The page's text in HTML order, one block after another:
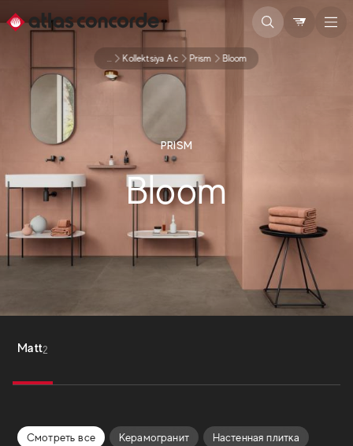
... Kollektsiya Ac Prism Bloom
PRISM
Bloom
Matt2
Смотреть все Керамогранит Hастенная плитка